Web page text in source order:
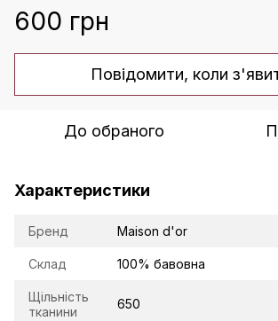
600 грн
Повідомити, коли
До обраного
Характеристики
Бренд Maison d'or
Склад 100% бавовна
Щільність
тканини
650